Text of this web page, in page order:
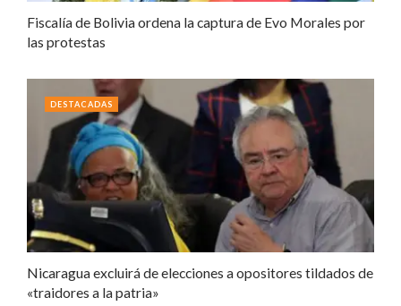
Fiscalía de Bolivia ordena la captura de Evo Morales por
las protestas
Nicaragua excluirá de elecciones a opositores tildados de
«traidores a la patria»
DESTACADAS